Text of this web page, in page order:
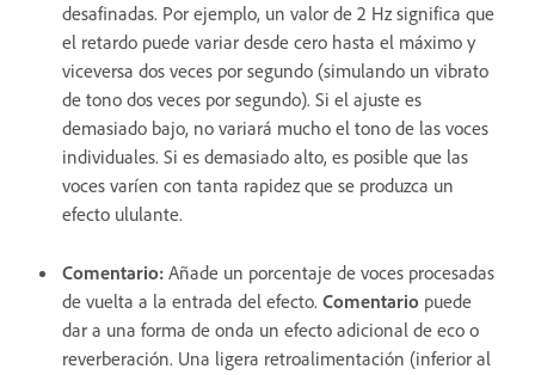
desafinadas. Por ejemplo, un valor de 2 Hz significa que
el retardo puede variar desde cero hasta el máximo y
viceversa dos veces por segundo (simulando un vibrato
de tono dos veces por segundo). Si el ajuste es
demasiado bajo, no variará mucho el tono de las voces
individuales. Si es demasiado alto, es posible que las
voces varíen con tanta rapidez que se produzca un
efecto ululante.
Comentario: Añade un porcentaje de voces procesadas
de vuelta a la entrada del efecto. Comentario puede
dar a una forma de onda un efecto adicional de eco o
reverberación. Una ligera retroalimentación (inferior al